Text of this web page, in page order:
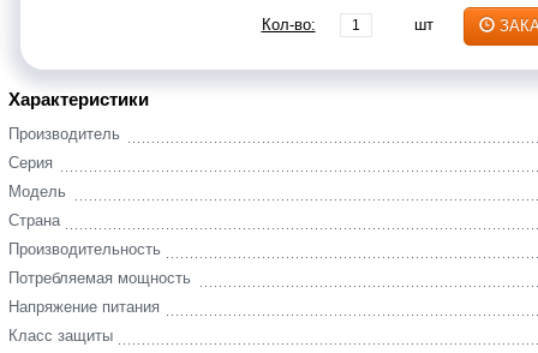
Кол-во: шт
Характеристики
Производитель
Серия
Модель
Страна
Производительность
Потребляемая мощность
Напряжение питания
Класс защиты